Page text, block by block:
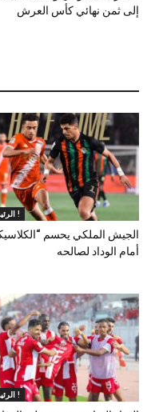
إلى ثمن نهائي كأس العرش
الرئيسية !
الجيش الملكي يحسم
أمام الوداد لصالحه
الرئيسية !